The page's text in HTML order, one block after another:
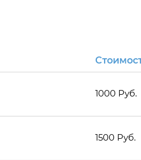
1000 Руб.
1500 Руб.